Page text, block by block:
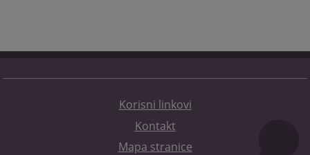
Korisni linkovi
Kontakt
Mapa stranice